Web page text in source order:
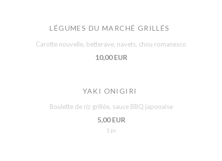
LÉGUMES DU MARCHÉ GRILLÉS
Carotte nouvelle, betterave, navets, chou romanesco
10,00 EUR
YAKI ONIGIRI
Boulette de riz grillée, sauce BBQ japonaise
5,00 EUR
1 pc